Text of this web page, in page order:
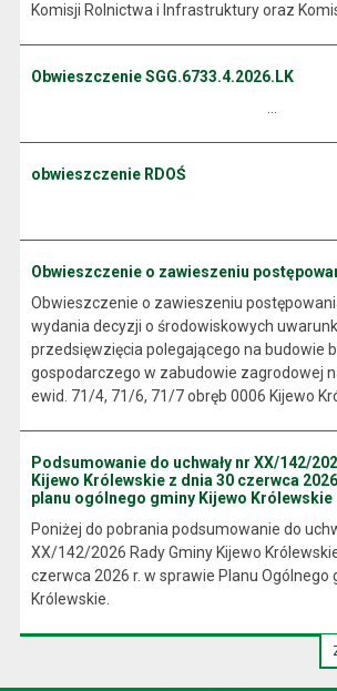
Komisji Rolnictwa i Infrastruktury oraz
Obwieszczenie SGG.6733.4.2026.LK
obwieszczenie RDOŚ
Obwieszczenie o zawieszeniu
Obwieszczenie o zawieszeniu
wydania decyzji o środowiskowych
przedsięwzięcia polegającego na budowie
gospodarczego w zabudowie zagrodowej
ewid. 71/4, 71/6, 71/7 obręb 0006 Kijewo
Podsumowanie do uchwały nr XX/142/
Kijewo Królewskie z dnia 30 czerwca
planu ogólnego gminy Kijewo Królewskie
Poniżej do pobrania podsumowanie do
XX/142/2026 Rady Gminy Kijewo
czerwca 2026 r. w sprawie Planu Ogólnego
Królewskie.